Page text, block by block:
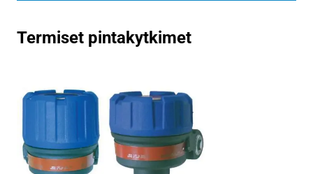
Termiset pintakytkimet